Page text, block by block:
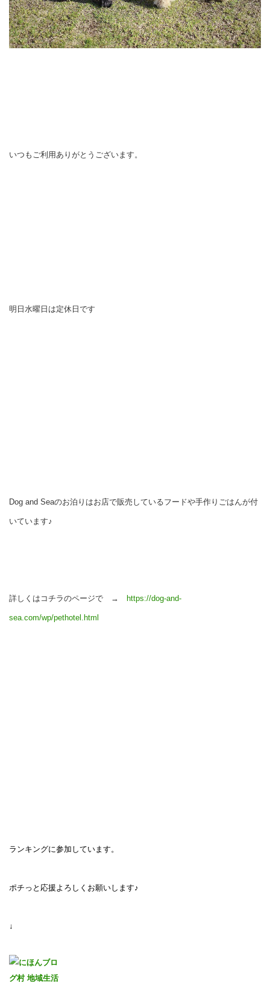
いつもご利用ありがとうございます。
明日水曜日は定休日です
Dog and Seaのお泊りはお店で販売しているフードや手作りごはんが付
いています♪
詳しくはコチラのページで → https://dog-and-
sea.com/wp/pethotel.html
ランキングに参加しています。
ポチっと応援よろしくお願いします♪
↓